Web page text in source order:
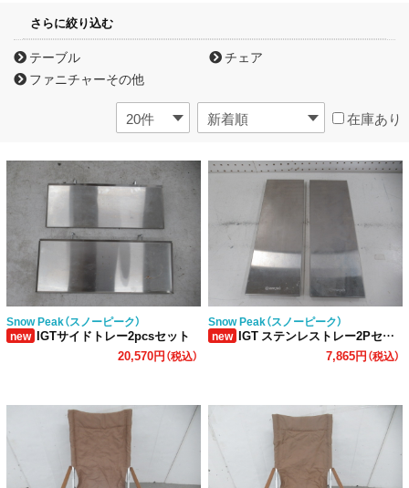
さらに絞り込む
テーブル
チェア
ファニチャーその他
在庫あり
Snow Peak（スノーピーク）
new IGTサイドトレー2pcsセット
20,570円（税込）
Snow Peak（スノーピーク）
new IGT ステンレストレー2Pセット CK-120
7,865円（税込）